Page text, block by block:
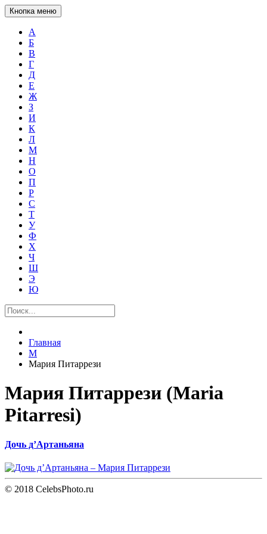
Кнопка меню
А
Б
В
Г
Д
Е
Ж
З
И
К
Л
М
Н
О
П
Р
С
Т
У
Ф
Х
Ч
Ш
Э
Ю
Главная
М
Мария Питаррези
Мария Питаррези (Maria
Pitarresi)
Дочь д’Артаньяна
© 2018 CelebsPhoto.ru